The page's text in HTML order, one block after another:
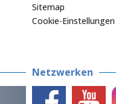
Sitemap
Cookie-Einstellungen
Netzwerken